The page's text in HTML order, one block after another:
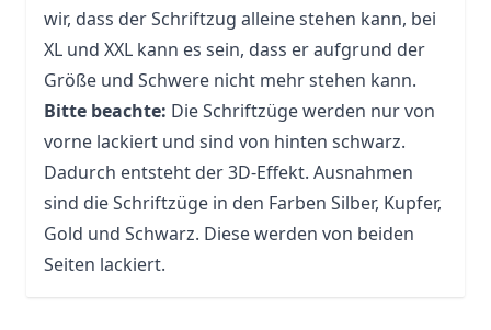
wir, dass der Schriftzug alleine stehen kann, bei
XL und XXL kann es sein, dass er aufgrund der
Größe und Schwere nicht mehr stehen kann.
Bitte beachte: Die Schriftzüge werden nur von
vorne lackiert und sind von hinten schwarz.
Dadurch entsteht der 3D-Effekt. Ausnahmen
sind die Schriftzüge in den Farben Silber, Kupfer,
Gold und Schwarz. Diese werden von beiden
Seiten lackiert.